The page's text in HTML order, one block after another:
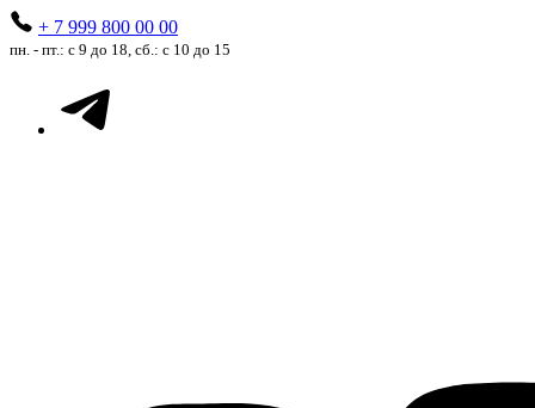
+ 7 999 800 00 00
пн. - пт.: с 9 до 18, сб.: с 10 до 15